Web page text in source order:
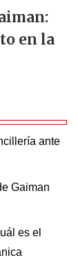
en la
ante
Gaiman
es el